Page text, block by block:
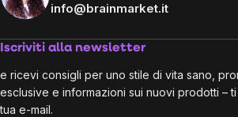
info@brainmarket.it
Iscriviti alla newsletter
e ricevi consigli per uno stile di vita sano,
esclusive e informazioni sui nuovi prodotti –
tua e-mail.